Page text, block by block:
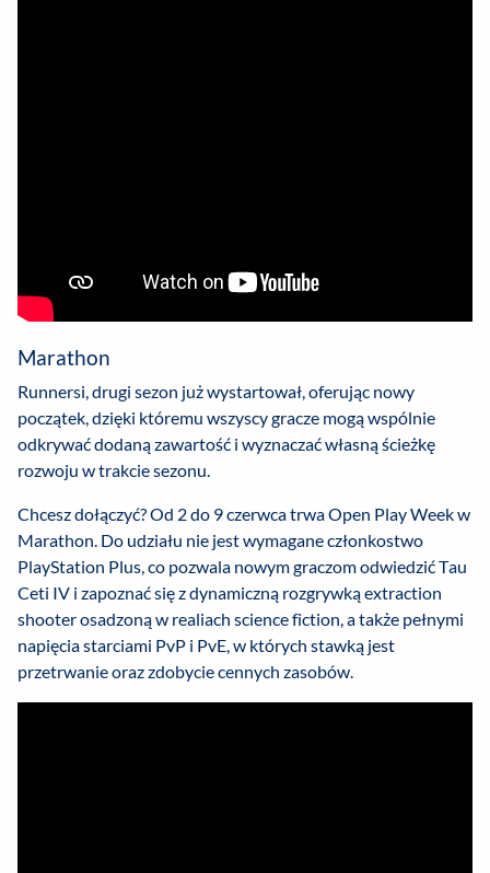
Marathon
Runnersi, drugi sezon już wystartował, oferując nowy
początek, dzięki któremu wszyscy gracze mogą wspólnie
odkrywać dodaną zawartość i wyznaczać własną ścieżkę
rozwoju w trakcie sezonu.
Chcesz dołączyć? Od 2 do 9 czerwca trwa Open Play Week w
Marathon. Do udziału nie jest wymagane członkostwo
PlayStation Plus, co pozwala nowym graczom odwiedzić Tau
Ceti IV i zapoznać się z dynamiczną rozgrywką extraction
shooter osadzoną w realiach science fiction, a także pełnymi
napięcia starciami PvP i PvE, w których stawką jest
przetrwanie oraz zdobycie cennych zasobów.